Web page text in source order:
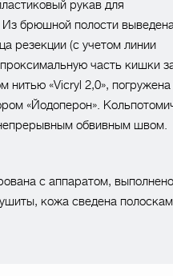
рукав для
Из брюшной полости
резекции (с учетом линии
часть кишки
нитью «Vicryl 2,0», погружена
«Йодоперон».
обвивным швом.
с аппаратом, выполнено
кожа сведена